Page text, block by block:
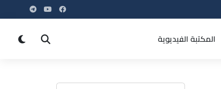
المكتبة الفيديوية